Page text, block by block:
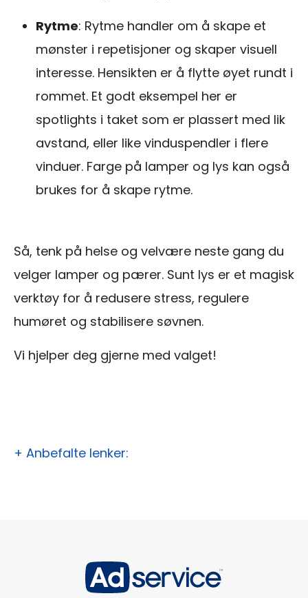
Rytme: Rytme handler om å skape et
mønster i repetisjoner og skaper visuell
interesse. Hensikten er å flytte øyet rundt i
rommet. Et godt eksempel her er
spotlights i taket som er plassert med lik
avstand, eller like vinduspendler i flere
vinduer. Farge på lamper og lys kan også
brukes for å skape rytme.
Så, tenk på helse og velvære neste gang du
velger lamper og pærer. Sunt lys er et magisk
verktøy for å redusere stress, regulere
humøret og stabilisere søvnen.
Vi hjelper deg gjerne med valget!
+ Anbefalte lenker: